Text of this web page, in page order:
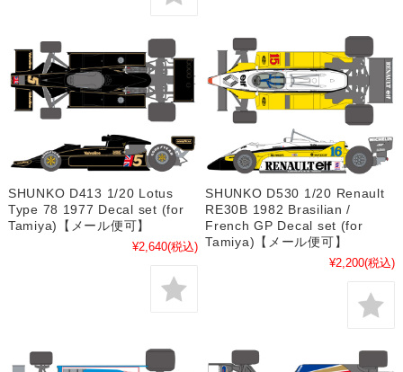
SHUNKO D413 1/20 Lotus
Type 78 1977 Decal set (for
Tamiya)【メール便可】
¥2,640(税込)
SHUNKO D530 1/20 Renault
RE30B 1982 Brasilian /
French GP Decal set (for
Tamiya)【メール便可】
¥2,200(税込)